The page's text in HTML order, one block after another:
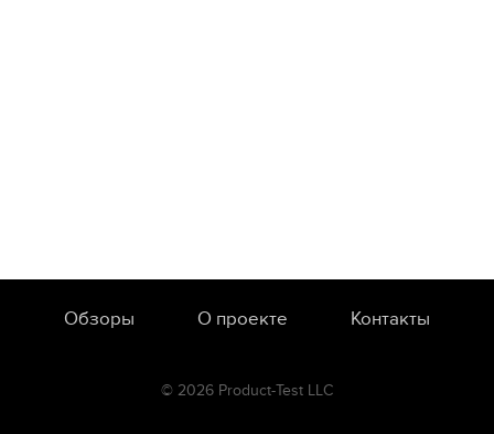
Обзоры О проекте Контакты
© 2026 Product-Test LLC